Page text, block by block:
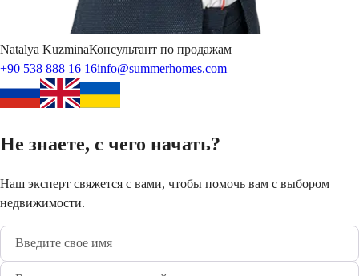
Natalya KuzminaКонсультант по продажам
+90 538 888 16 16info@summerhomes.com
Не знаете, с чего начать?
Наш эксперт свяжется с вами, чтобы помочь вам с выбором
недвижимости.